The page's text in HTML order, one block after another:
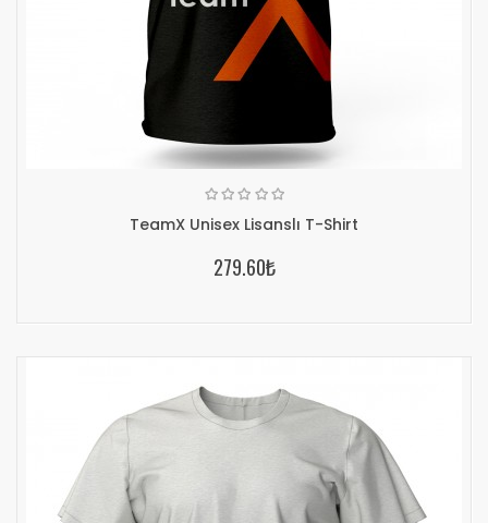
TeamX Unisex Lisanslı T-Shirt
279.60₺